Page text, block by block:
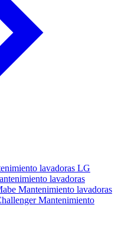
lavadoras LG
lavadoras
Mantenimiento lavadoras
Mantenimiento